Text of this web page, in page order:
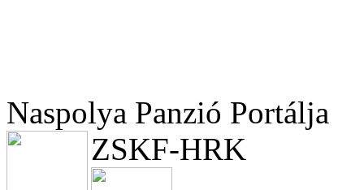
Naspolya Panzió Portálja
ZSKF-HRK